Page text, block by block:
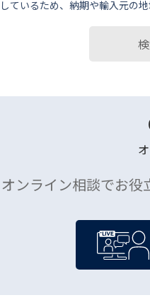
ているため、納期や輸⼊元の
オンライン相談でお役